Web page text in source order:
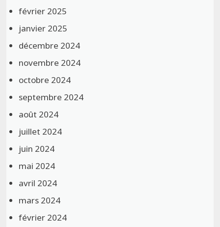
février 2025
janvier 2025
décembre 2024
novembre 2024
octobre 2024
septembre 2024
août 2024
juillet 2024
juin 2024
mai 2024
avril 2024
mars 2024
février 2024